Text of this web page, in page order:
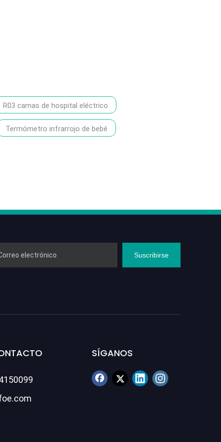
R03 camas de hospital eléctrico
Termómetro infrarrojo de bebé
Suscribirse
SÍGANOS